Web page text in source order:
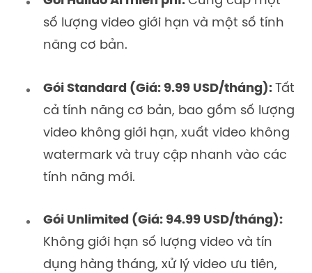
số lượng video giới hạn và một số tính
năng cơ bản.
Gói Standard (Giá: 9.99 USD/tháng): Tất
cả tính năng cơ bản, bao gồm số lượng
video không giới hạn, xuất video không
watermark và truy cập nhanh vào các
tính năng mới.
Gói Unlimited (Giá: 94.99 USD/tháng):
Không giới hạn số lượng video và tín
dụng hàng tháng, xử lý video ưu tiên,